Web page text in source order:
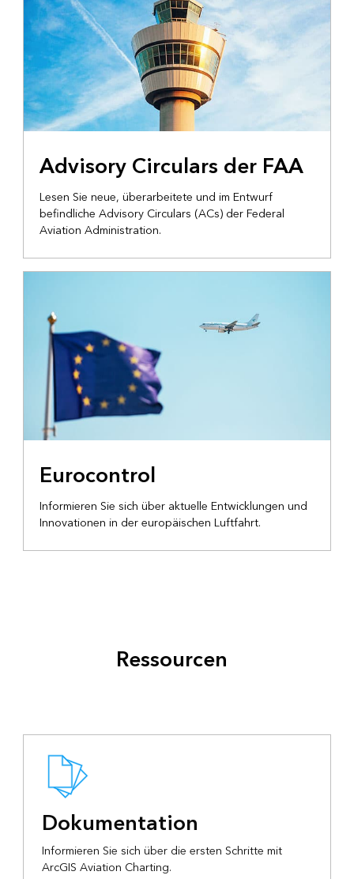
Advisory Circulars der FAA
Lesen Sie neue, überarbeitete und im Entwurf
befindliche Advisory Circulars (ACs) der Federal
Aviation Administration.
Eurocontrol
Informieren Sie sich über aktuelle Entwicklungen und
Innovationen in der europäischen Luftfahrt.
Ressourcen
Dokumentation
Informieren Sie sich über die ersten Schritte mit
ArcGIS Aviation Charting.